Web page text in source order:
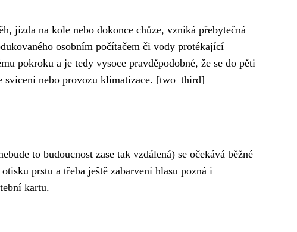
jízda na kole nebo dokonce chůze, vzniká přebytečná
osobním počítačem či vody protékající
pokroku a je tedy vysoce pravděpodobné, že se do pěti
svícení nebo provozu klimatizace. [two_third]
to budoucnost zase tak vzdálená) se očekává běžné
prstu a třeba ještě zabarvení hlasu pozná i
kartu.